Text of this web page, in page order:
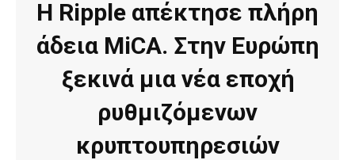
Η Ripple απέκτησε πλήρη
άδεια MiCA. Στην Ευρώπη
ξεκινά μια νέα εποχή
ρυθμιζόμενων
κρυπτουπηρεσιών